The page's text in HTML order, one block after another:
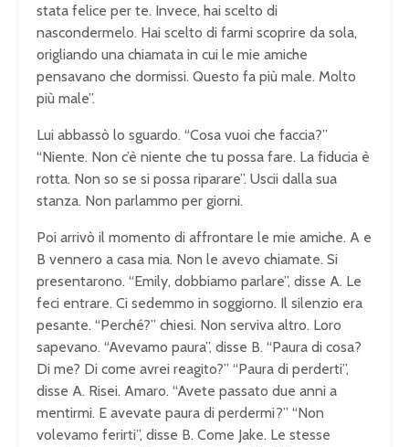
stata felice per te. Invece, hai scelto di
nascondermelo. Hai scelto di farmi scoprire da sola,
origliando una chiamata in cui le mie amiche
pensavano che dormissi. Questo fa più male. Molto
più male”.
Lui abbassò lo sguardo. “Cosa vuoi che faccia?”
“Niente. Non c’è niente che tu possa fare. La fiducia è
rotta. Non so se si possa riparare”. Uscii dalla sua
stanza. Non parlammo per giorni.
Poi arrivò il momento di affrontare le mie amiche. A e
B vennero a casa mia. Non le avevo chiamate. Si
presentarono. “Emily, dobbiamo parlare”, disse A. Le
feci entrare. Ci sedemmo in soggiorno. Il silenzio era
pesante. “Perché?” chiesi. Non serviva altro. Loro
sapevano. “Avevamo paura”, disse B. “Paura di cosa?
Di me? Di come avrei reagito?” “Paura di perderti”,
disse A. Risei. Amaro. “Avete passato due anni a
mentirmi. E avevate paura di perdermi?” “Non
volevamo ferirti”, disse B. Come Jake. Le stesse